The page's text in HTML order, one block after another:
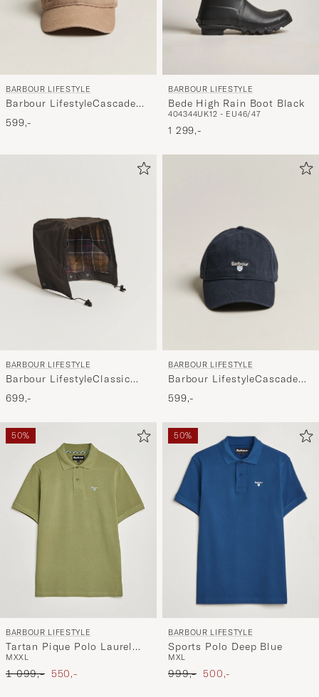
BARBOUR LIFESTYLE
Barbour LifestyleCascade
Sports CapStone
599,-
BARBOUR LIFESTYLE
Bede High Rain Boot Black
404344UK12 - EU46/47
1 299,-
BARBOUR LIFESTYLE
Barbour LifestyleClassic
Sylkoil Hood Olive
699,-
BARBOUR LIFESTYLE
Barbour LifestyleCascade
Sports CapNavy
599,-
50%
BARBOUR LIFESTYLE
Tartan Pique Polo Laurel
Green
MXXL
Ordinær pris
1 099,- Nedsatt pris
550,-
50%
BARBOUR LIFESTYLE
Sports Polo Deep Blue
MXL
Ordinær pris
999,- Nedsatt pris
500,-